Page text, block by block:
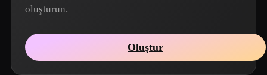
oluşturun.
Oluştur